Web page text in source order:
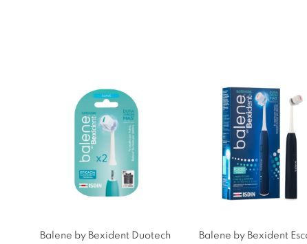
Balene by Bexident Duotech
Balene by Bexident